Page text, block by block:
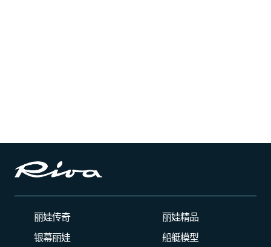
丽娃传奇
银幕丽娃
丽娃精品
船艇模型